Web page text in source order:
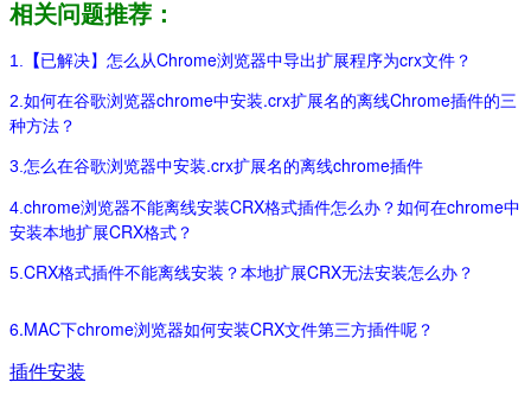
相关问题推荐：
1. 【已解决】怎么从Chrome浏览器中导出扩展程序为crx文件？
2. 如何在谷歌浏览器chrome中安装.crx扩展名的离线Chrome插件的三
种方法？
3.怎么在谷歌浏览器中安装.crx扩展名的离线chrome插件
4. chrome浏览器不能离线安装CRX格式插件怎么办？如何在chrome中
安装本地扩展CRX格式？
5. CRX格式插件不能离线安装？本地扩展CRX无法安装怎么办？
6.MAC下chrome浏览器如何安装CRX文件第三方插件呢？
插件安装